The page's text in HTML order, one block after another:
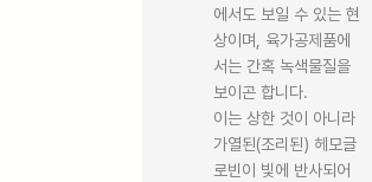
에서도 보일 수 있는 현
상이며, 육가공제품에
서는 간혹 녹색물질을
보이곤 합니다.
이는 상한 것이 아니라
가열된(조리된) 헤모글
로빈이 빛에 반사되어